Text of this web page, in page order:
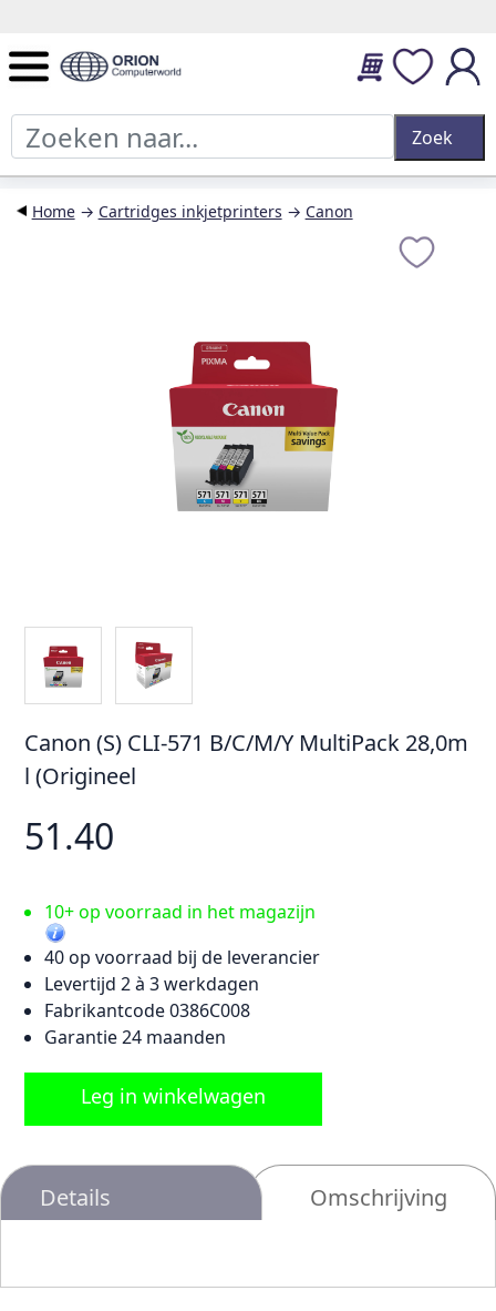
Home→ Cartridges inkjetprinters → Canon
Canon (S) CLI-571 B/C/M/Y MultiPack 28,0m
l (Origineel
51.40
10+ op voorraad in het magazijn
40 op voorraad bij de leverancier
Levertijd 2 à 3 werkdagen
Fabrikantcode 0386C008
Garantie 24 maanden
Leg in winkelwagen
Details Omschrijving